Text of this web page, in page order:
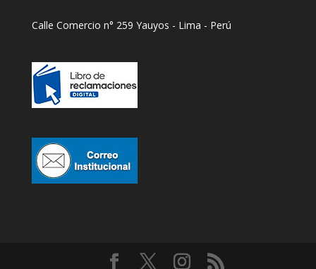
Calle Comercio n° 259 Yauyos - Lima - Perú